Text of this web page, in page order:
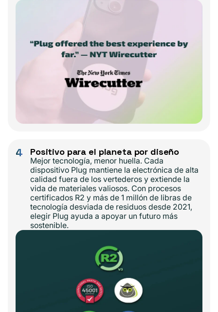
4 Positivo para el planeta por diseño
Mejor tecnología, menor huella. Cada
dispositivo Plug mantiene la electrónica de alta
calidad fuera de los vertederos y extiende la
vida de materiales valiosos. Con procesos
certificados R2 y más de 1 millón de libras de
tecnología desviada de residuos desde 2021,
elegir Plug ayuda a apoyar un futuro más
sostenible.